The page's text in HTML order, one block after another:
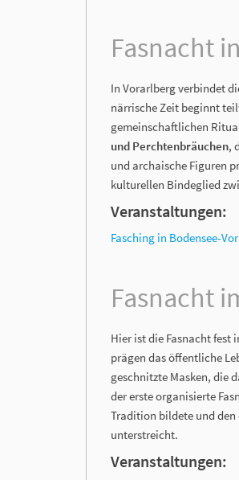
Fasnacht
In Vorarlberg verbindet
närrische Zeit beginnt
gemeinschaftlichen
und Perchtenbräuchen,
und archaische Figuren
kulturellen Bindeglied
Veranstaltungen:
Fasching in Bodensee-
Fasnacht
Hier ist die Fasnacht fest
prägen das öffentliche
geschnitzte Masken, die
der erste organisierte
Tradition bildete und
unterstreicht.
Veranstaltungen: